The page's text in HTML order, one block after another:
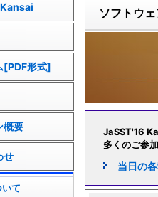
ソフトウ
JaSST'16
多くのご参
当日の
[PDF形式]
概要
せ
て